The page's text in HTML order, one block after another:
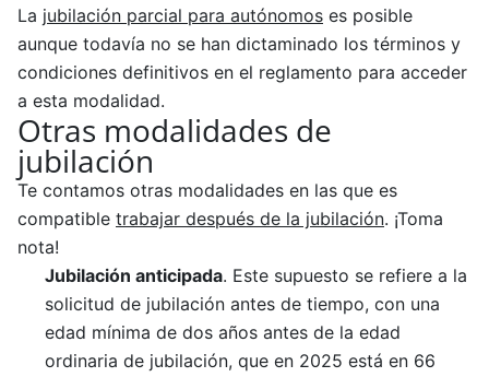
La jubilación parcial para autónomos es posible
aunque todavía no se han dictaminado los términos y
condiciones definitivos en el reglamento para acceder
a esta modalidad.
Otras modalidades de
jubilación
Te contamos otras modalidades en las que es
compatible trabajar después de la jubilación. ¡Toma
nota!
Jubilación anticipada. Este supuesto se refiere a la
solicitud de jubilación antes de tiempo, con una
edad mínima de dos años antes de la edad
ordinaria de jubilación, que en 2025 está en 66